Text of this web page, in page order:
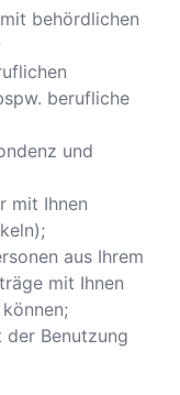
behördlichen
berufliche
und
mit Ihnen
aus Ihrem
mit Ihnen
der Benutzung